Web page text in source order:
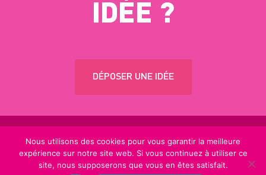
IDÉE ?
DÉPOSER UNE IDÉE
COUSINADEOPS.FR© 2019 - TOUS DROITS RÉSERVÉ -
Nous utilisons des cookies pour vous garantir la meilleure
expérience sur notre site web. Si vous continuez à utiliser ce
site, nous supposerons que vous en êtes satisfait.